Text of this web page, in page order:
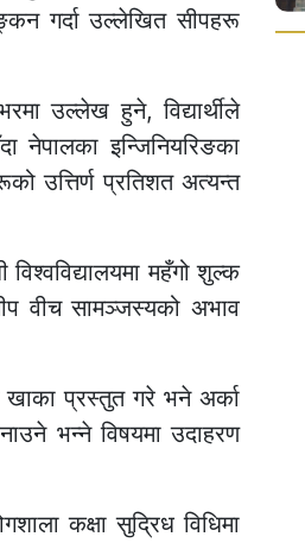
गर्दा उल्लेखित सीपहरू
उल्लेख हुने, विद्यार्थीले
नेपालका इन्जिनियरिङका
उत्तिर्ण प्रतिशत अत्यन्त
महँगो शुल्क
वीच सामञ्जस्यको अभाव
खाका प्रस्तुत गरे भने अर्का
भन्ने विषयमा उदाहरण
कक्षा सुद्रिध विधिमा